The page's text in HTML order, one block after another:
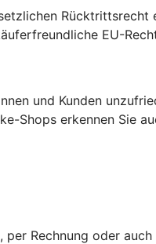
EU-
und Kunden
Shops erkennen Sie
Rechnung oder